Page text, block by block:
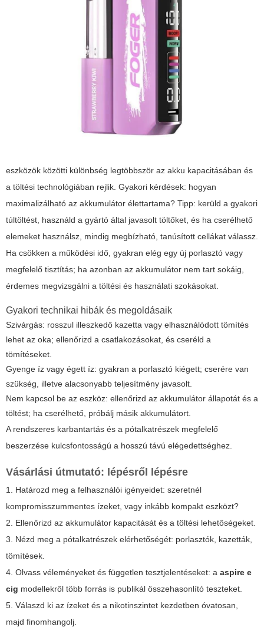
eszközök közötti különbség legtöbbször az akku kapacitásában és
a töltési technológiában rejlik. Gyakori kérdések: hogyan
maximalizálható az akkumulátor élettartama? Tipp: kerüld a gyakori
túltöltést, használd a gyártó által javasolt töltőket, és ha cserélhető
elemeket használsz, mindig megbízható, tanúsított cellákat válassz.
Ha csökken a működési idő, gyakran elég egy új porlasztó vagy
megfelelő tisztítás; ha azonban az akkumulátor nem tart sokáig,
érdemes megvizsgálni a töltési és használati szokásokat.
Gyakori technikai hibák és megoldásaik
Szivárgás: rosszul illeszkedő kazetta vagy elhasználódott tömítés
lehet az oka; ellenőrizd a csatlakozásokat, és cseréld a
tömítéseket.
Gyenge íz vagy égett íz: gyakran a porlasztó kiégett; cserére van
szükség, illetve alacsonyabb teljesítmény javasolt.
Nem kapcsol be az eszköz: ellenőrizd az akkumulátor állapotát és a
töltést; ha cserélhető, próbálj másik akkumulátort.
A rendszeres karbantartás és a pótalkatrészek megfelelő
beszerzése kulcsfontosságú a hosszú távú elégedettséghez.
Vásárlási útmutató: lépésről lépésre
1. Határozd meg a felhasználói igényeidet: szeretnél
kompromisszummentes ízeket, vagy inkább kompakt eszközt?
2. Ellenőrizd az akkumulátor kapacitását és a töltési lehetőségeket.
3. Nézd meg a pótalkatrészek elérhetőségét: porlasztók, kazetták,
tömítések.
4. Olvass véleményeket és független tesztjelentéseket: a aspire e
cig modellekről több forrás is publikál összehasonlító teszteket.
5. Válaszd ki az ízeket és a nikotinszintet kezdetben óvatosan,
majd finomhangolj.